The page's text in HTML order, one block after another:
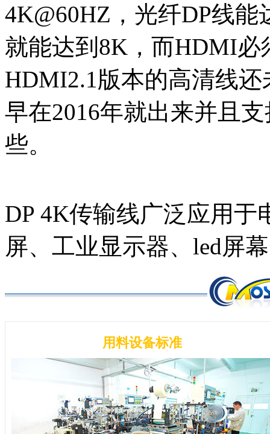
4K@60HZ，光纤DP线能
就能达到8K，而HDMI必
HDMI2.1版本的高清线
早在2016年就出来并且
些。
DP 4K传输线广泛应用
屏、工业显示器、led屏
用料设备标准